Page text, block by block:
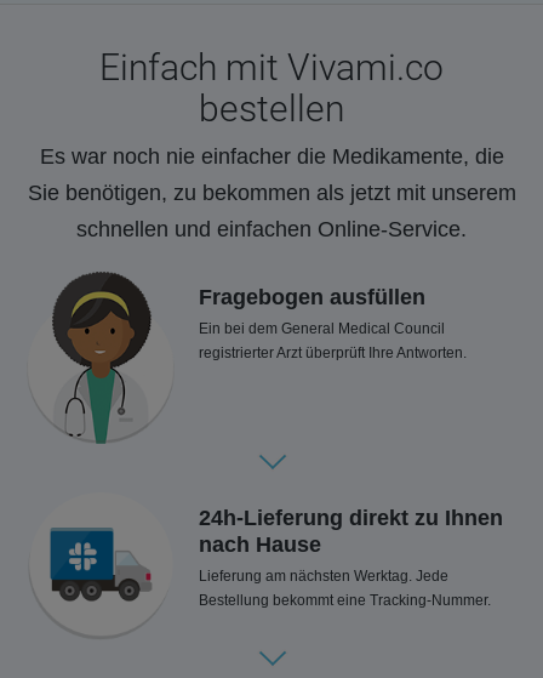
Einfach mit Vivami.co
bestellen
Es war noch nie einfacher die Medikamente, die
Sie benötigen, zu bekommen als jetzt mit unserem
schnellen und einfachen Online-Service.
Fragebogen ausfüllen
Ein bei dem General Medical Council
registrierter Arzt überprüft Ihre Antworten.
24h-Lieferung direkt zu Ihnen
nach Hause
Lieferung am nächsten Werktag. Jede
Bestellung bekommt eine Tracking-Nummer.